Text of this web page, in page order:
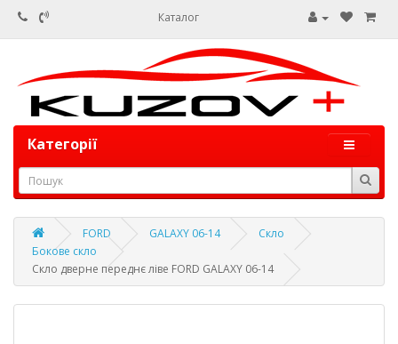
Каталог
Категорії
FORD GALAXY 06-14
Скло
Бокове скло
Скло дверне переднє ліве FORD GALAXY 06-14